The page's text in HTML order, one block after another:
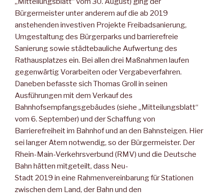
Bürgermeister unter anderem auf die ab 2019
anstehenden investiven Projekte Freibadsanierung,
Umgestaltung des Bürgerparks und barrierefreie
Sanierung sowie städtebauliche Aufwertung des
Rathausplatzes ein. Bei allen drei Maßnahmen laufen
gegenwärtig Vorarbeiten oder Vergabeverfahren.
Daneben befasste sich Thomas Groll in seinen
Ausführungen mit dem Verkauf des
Bahnhofsempfangsgebäudes (siehe „Mitteilungsblatt“
vom 6. September) und der Schaffung von
Barrierefreiheit im Bahnhof und an den Bahnsteigen. Hier
sei langer Atem notwendig, so der Bürgermeister. Der
Rhein-Main-Verkehrsverbund (RMV) und die Deutsche
Bahn hätten mitgeteilt, dass Neu-
Stadt 2019 in eine Rahmenvereinbarung für Stationen
zwischen dem Land, der Bahn und den